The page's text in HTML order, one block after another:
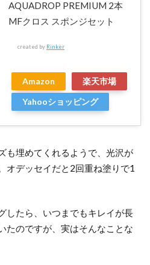
AQUADROP PREMIUM 2本
MFクロス スポンジセット
created by Rinker
Amazon
楽天市場
Yahooショッピング
も埋めてくれるようで、光沢が
オデッセイだと2回重ね塗りで1
したら、いつまでもキレイが長
たのですが、実はそんなことな